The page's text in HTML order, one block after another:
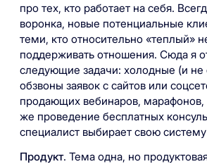
про тех, кто работает на себя.
воронка, новые потенциальные
теми, кто относительно «теплый»
поддерживать отношения. Сюда я
следующие задачи: холодные (и не
обзвоны заявок с сайтов или
продающих вебинаров, марафонов,
же проведение бесплатных
специалист выбирает свою
Продукт. Тема одна, но